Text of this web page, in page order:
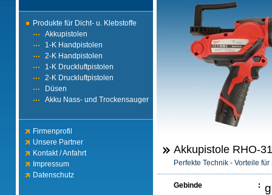
Produkte für Dicht- u. Klebstoffe
Akkupistolen
1-K Handpistolen
2-K Handpistolen
1-K Druckluftpistolen
2-K Druckluftpistolen
Düsen
Akku Nass- und Trockensauger
Firmenprofil
Unsere Partner
Kontakt / Anfahrt
Impressum
Datenschutz
Akkupistole RHO-
Perfekte Technik - Vorteile für
Gebinde